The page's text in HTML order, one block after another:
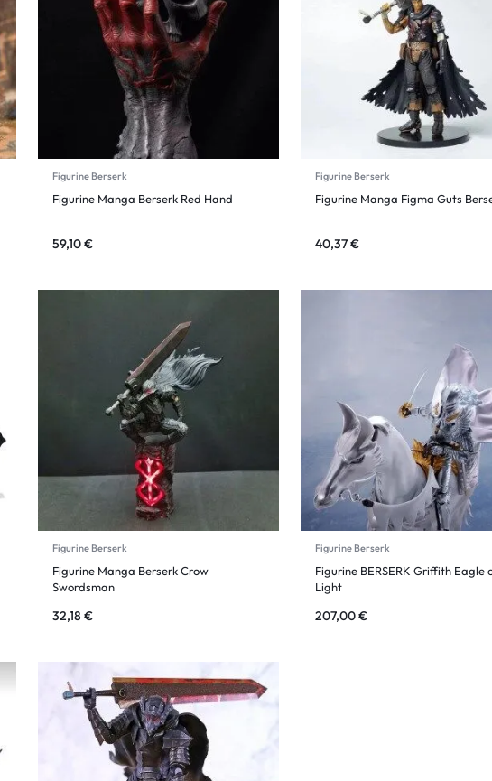
Figurine Berserk
Figurine Manga Berserk Red Hand
59,10€
Figurine Berserk
Figurine Manga Figma Guts
40,37€
Figurine Berserk
Figurine Manga Berserk Crow
Swordsman
32,18€
Figurine Berserk
Figurine BERSERK Griffith Eagle
Light
207,00€